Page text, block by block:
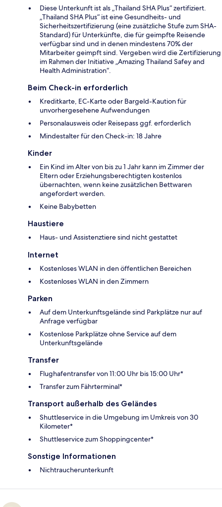
Diese Unterkunft ist als „Thailand SHA Plus“ zertifiziert.
„Thailand SHA Plus“ ist eine Gesundheits- und
Sicherheitszertifizierung (eine zusätzliche Stufe zum SHA-
Standard) für Unterkünfte, die für geimpfte Reisende
verfügbar sind und in denen mindestens 70% der
Mitarbeiter geimpft sind. Vergeben wird die Zertifizierung
im Rahmen der Initiative „Amazing Thailand Safey and
Health Administration“.
Beim Check-in erforderlich
Kreditkarte, EC-Karte oder Bargeld-Kaution für
unvorhergesehene Aufwendungen
Personalausweis oder Reisepass ggf. erforderlich
Mindestalter für den Check-in: 18 Jahre
Kinder
Ein Kind im Alter von bis zu 1 Jahr kann im Zimmer der
Eltern oder Erziehungsberechtigten kostenlos
übernachten, wenn keine zusätzlichen Bettwaren
angefordert werden.
Keine Babybetten
Haustiere
Haus- und Assistenztiere sind nicht gestattet
Internet
Kostenloses WLAN in den öffentlichen Bereichen
Kostenloses WLAN in den Zimmern
Parken
Auf dem Unterkunftsgelände sind Parkplätze nur auf
Anfrage verfügbar
Kostenlose Parkplätze ohne Service auf dem
Unterkunftsgelände
Transfer
Flughafentransfer von 11:00 Uhr bis 15:00 Uhr*
Transfer zum Fährterminal*
Transport außerhalb des Geländes
Shuttleservice in die Umgebung im Umkreis von 30
Kilometer*
Shuttleservice zum Shoppingcenter*
Sonstige Informationen
Nichtraucherunterkunft